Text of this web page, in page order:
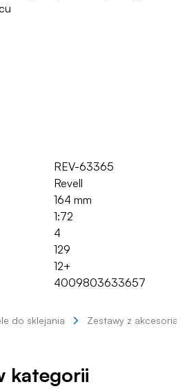
REV-63365
Revell
164 mm
1:72
4
129
12+
4009803633657
do sklejania Zestawy z akcesoriami
kategorii